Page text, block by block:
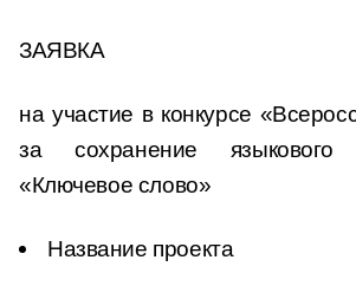
ЗАЯВКА
на участие в конкурсе
за сохранение языкового
«Ключевое слово»
Название проекта